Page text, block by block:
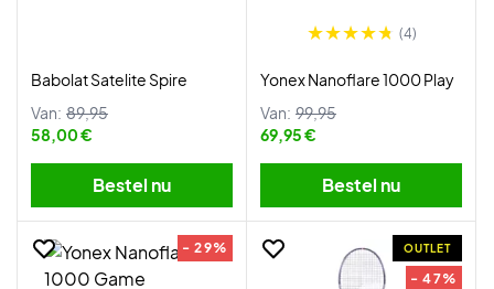
Babolat Satelite Spire
Van: 89,95
58,00 €
Bestel nu
(4)
Yonex Nanoflare 1000 Play
Van: 99,95
69,95 €
Bestel nu
- 29% OUTLET
- 47%